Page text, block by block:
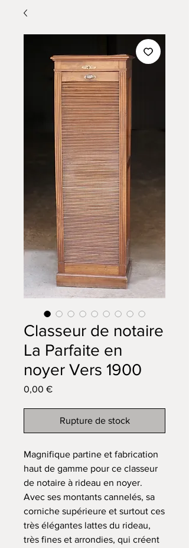
Classeur de notaire
La Parfaite en
noyer Vers 1900
0,00 €Prix
Rupture de stock
Magnifique partine et fabrication
haut de gamme pour ce classeur
de notaire à rideau en noyer.
Avec ses montants cannelés, sa
corniche supérieure et surtout ces
très élégantes lattes du rideau,
très fines et arrondies, qui créent